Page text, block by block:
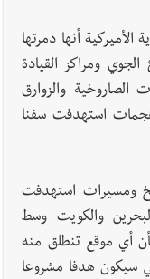
رجل الاعمال الاماراتي خلف الحبتور : 112 شهيداً
شُيّعوا في ‫غزة‬ بعد أن بقوا تحت الأنقاض منذ عام 2023: أيُعقل أن
وإلى متى تستمر هذه
وتغريم صاحبهما
الأميركية أنها دمرتها
ومراكز القيادة
الصاروخية والزوارق
هجمات استهدفت سفنا
ومسيرات استهدفت
والكويت وسط
أي موقع تنطلق منه
سيكون هدفا مشروعا